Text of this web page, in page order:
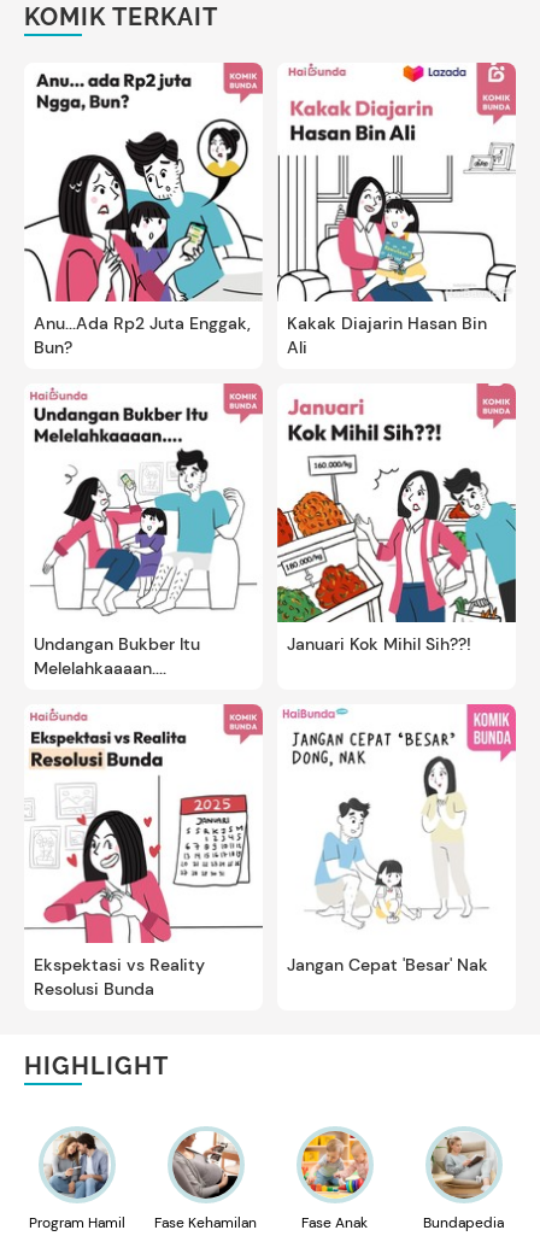
KOMIK TERKAIT
Anu...Ada Rp2 Juta Enggak,
Bun?
Kakak Diajarin Hasan Bin
Ali
Undangan Bukber Itu
Melelahkaaaan....
Januari Kok Mihil Sih??!
Ekspektasi vs Reality
Resolusi Bunda
Jangan Cepat 'Besar' Nak
HIGHLIGHT
Program Hamil Fase Kehamilan Fase Anak Bundapedia